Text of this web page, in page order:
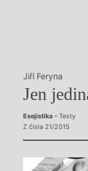
Výroční ceny
Jiří Feryna
Jen
Esejistika– Texty
Z čísla 21/2015